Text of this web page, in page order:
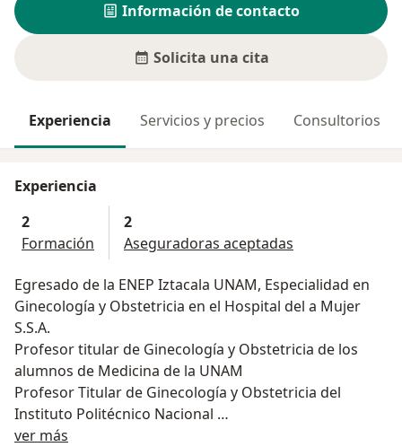
Información de contacto
Solicita una cita
Experiencia Servicios y precios Consultorios
Experiencia
2
Formación
2
Aseguradoras aceptadas
Egresado de la ENEP Iztacala UNAM, Especialidad en
Ginecología y Obstetricia en el Hospital del a Mujer
S.S.A.
Profesor titular de Ginecología y Obstetricia de los
alumnos de Medicina de la UNAM
Profesor Titular de Ginecología y Obstetricia del
Instituto Politécnico Nacional
Médico Especialista en Ginecología y Obstetricia en el
ver más